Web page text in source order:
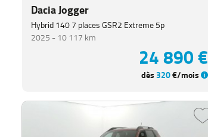
Dacia Jogger
Hybrid 140 7 places GSR2 Extreme 5p
2025 - 10 117 km
24 890 €
dès320€/mois